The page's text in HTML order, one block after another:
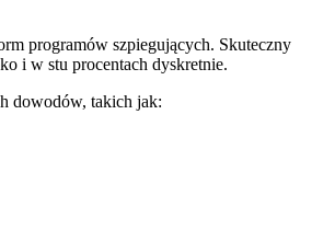
programów szpiegujących. Skuteczny
i w stu procentach dyskretnie.
dowodów, takich jak: